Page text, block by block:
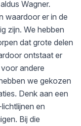
Wagner.
waardoor er in de
zijn. We hebben
dat grote delen
ontstaat er
andere
we gekozen
Denk aan een
en
Bij die